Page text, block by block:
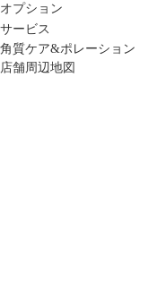
オプション
サービス
角質ケア&ポレーション
店舗周辺地図